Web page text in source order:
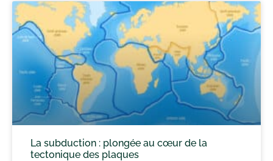
La subduction : plongée au cœur de la
tectonique des plaques